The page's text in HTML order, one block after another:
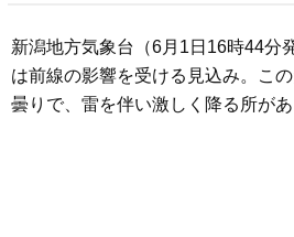
新潟地方気象台（6月1日16時44分
は前線の影響を受ける見込み。こ
曇りで、雷を伴い激しく降る所があ